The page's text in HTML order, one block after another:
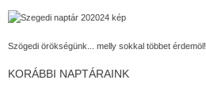
Szögedi örökségünk... melly sokkal többet érdemöl!
KORÁBBI NAPTÁRAINK